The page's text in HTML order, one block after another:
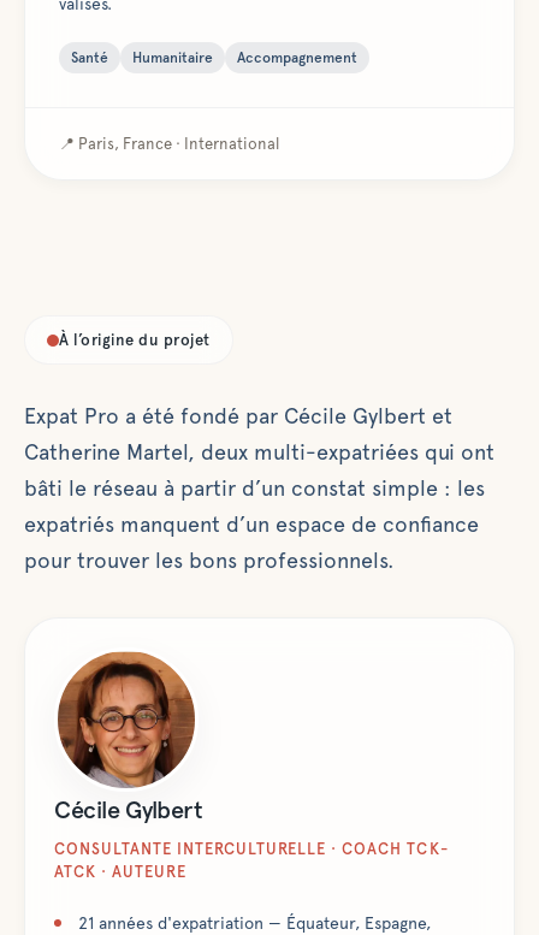
Santé Humanitaire Accompagnement
📍 Paris, France · International
À l’origine du projet
Expat Pro a été fondé par Cécile Gylbert et
Catherine Martel, deux multi-expatriées qui ont
bâti le réseau à partir d’un constat simple : les
expatriés manquent d’un espace de confiance
pour trouver les bons professionnels.
Cécile Gylbert
CONSULTANTE INTERCULTURELLE · COACH TCK-
ATCK · AUTEURE
21 années d'expatriation — Équateur, Espagne,